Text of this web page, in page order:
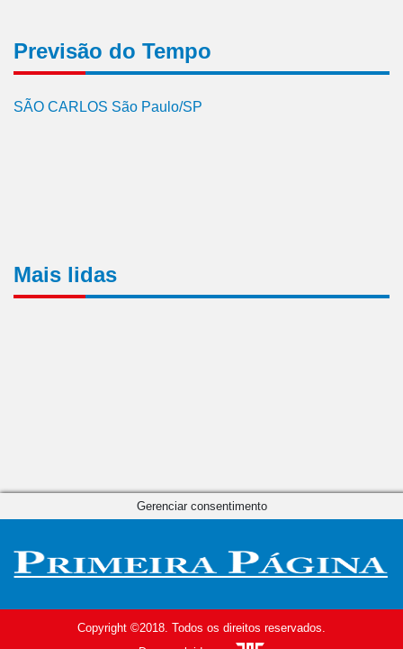
Previsão do Tempo
SÃO CARLOS São Paulo/SP
Mais lidas
Copyright ©2018. Todos os direitos reservados.
Gerenciar consentimento